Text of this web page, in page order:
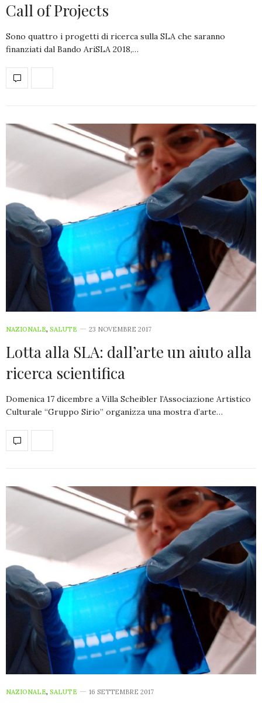
Call of Projects
Sono quattro i progetti di ricerca sulla SLA che saranno
finanziati dal Bando AriSLA 2018,…
NAZIONALE, SALUTE 23 NOVEMBRE 2017
Lotta alla SLA: dall’arte un aiuto alla
ricerca scientifica
Domenica 17 dicembre a Villa Scheibler l’Associazione Artistico
Culturale “Gruppo Sirio” organizza una mostra d’arte…
NAZIONALE, SALUTE 16 SETTEMBRE 2017